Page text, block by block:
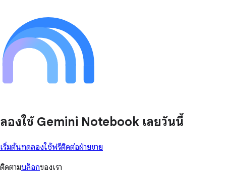
ลองใช้ Gemini Notebook เลยวันนี้
เริ่มต้นทดลองใช้ฟรีติดต่อฝ่ายขาย
ติดตามบล็อกของเรา